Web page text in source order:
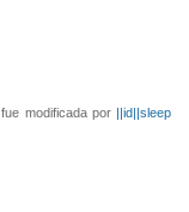
fue modificada por ||id||sleep